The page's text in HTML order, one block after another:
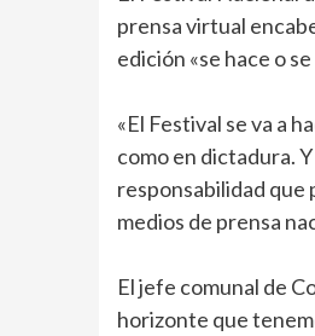
prensa virtual
edición «se hace o
«El Festival se va a
como en dictadura.
responsabilidad que
medios de prensa
El jefe comunal de
horizonte que